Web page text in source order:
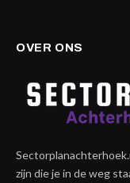
OVER ONS
zijn die je in de weg